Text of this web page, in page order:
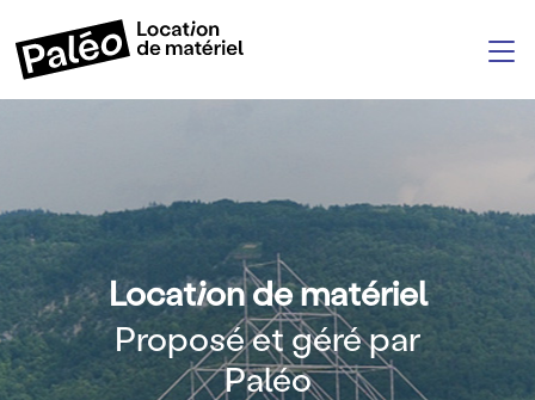
Location de matériel
Sous-titre
Proposé et géré par
Paléo